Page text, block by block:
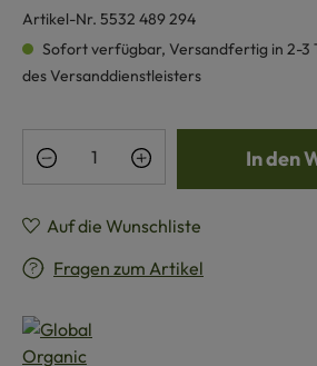
Artikel-Nr. 5532 489 294
Sofort verfügbar, Versandfertig in 2-3
des Versanddienstleisters
Produkt Anzahl: Gib den
In den
Auf die Wunschliste
Fragen zum Artikel